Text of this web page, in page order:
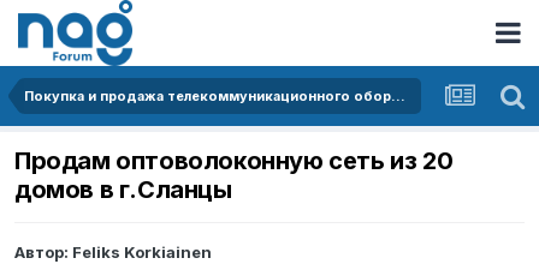
Покупка и продажа телекоммуникационного оборудования
Продам оптоволоконную сеть из 20
домов в г.Сланцы
Автор: Feliks Korkiainen